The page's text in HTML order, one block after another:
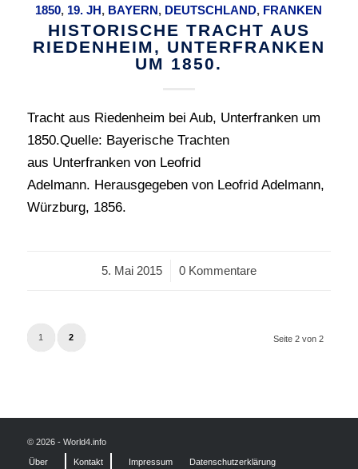
1850, 19. JH, BAYERN, DEUTSCHLAND, FRANKEN
HISTORISCHE TRACHT AUS
RIEDENHEIM, UNTERFRANKEN
UM 1850.
Tracht aus Riedenheim bei Aub, Unterfranken um
1850.Quelle: Bayerische Trachten
aus Unterfranken von Leofrid
Adelmann. Herausgegeben von Leofrid Adelmann,
Würzburg, 1856.
5. Mai 2015
/ 0 Kommentare
Seite 2 von 2
1 2
© 2026 - World4.info
Über Kontakt Impressum Datenschutzerklärung